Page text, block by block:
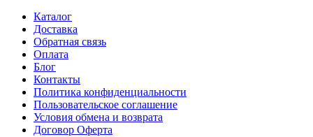
Каталог
Доставка
Обратная связь
Оплата
Блог
Контакты
Политика конфиденциальности
Пользовательское соглашение
Условия обмена и возврата
Договор Оферта